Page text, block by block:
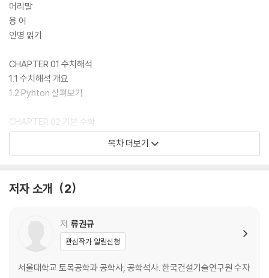
머리말
용 어
인명 읽기
CHAPTER 01 수치해석
1.1 수치해석 개요
1.2 Pyhton 살펴보기
CHAPTER 02 기본 수학
2.1 수열과 급수
3.1 선형연립방정식의 이해
3.2 Gauss 소거법
3.3 LU 분해법
3.4 대역행렬과 대칭행렬
목차 더보기
저자 소개 2
저 류권규
관심작가 알림신청
서울대학교 토목공학과 공학사, 공학석사. 한국건설기술연구원 수자